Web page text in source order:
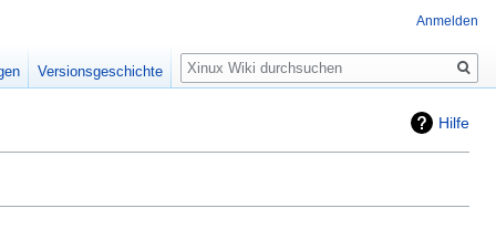
Hilfe
Anmelden
Versionsgeschichte
Suche